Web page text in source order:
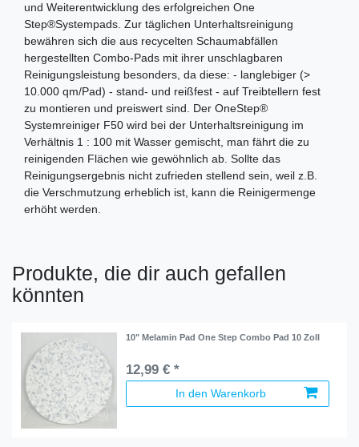
und Weiterentwicklung des erfolgreichen One
Step®Systempads. Zur täglichen Unterhaltsreinigung
bewähren sich die aus recycelten Schaumabfällen
hergestellten Combo-Pads mit ihrer unschlagbaren
Reinigungsleistung besonders, da diese: - langlebiger (>
10.000 qm/Pad) - stand- und reißfest - auf Treibtellern fest
zu montieren und preiswert sind. Der OneStep®
Systemreiniger F50 wird bei der Unterhaltsreinigung im
Verhältnis 1 : 100 mit Wasser gemischt, man fährt die zu
reinigenden Flächen wie gewöhnlich ab. Sollte das
Reinigungsergebnis nicht zufrieden stellend sein, weil z.B.
die Verschmutzung erheblich ist, kann die Reinigermenge
erhöht werden.
Produkte, die dir auch gefallen
könnten
10" Melamin Pad One Step Combo Pad 10 Zoll
12,99 € *
In den Warenkorb